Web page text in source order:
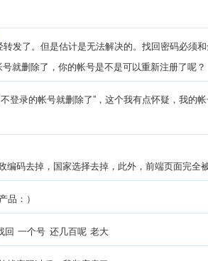
发了。但是估计是无法解决的。找回密码必须
就删除了，你的帐号是不是可以重新注册了呢？
登录的帐号就删除了”，这个我有点怀疑，我
码去掉，国家选择去掉，此外，前端页面完全
品：）
回 一个号 还几百呢 老大